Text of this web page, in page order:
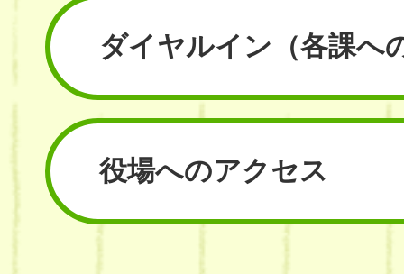
ダイヤルイン （各課へ
役場へのアクセス